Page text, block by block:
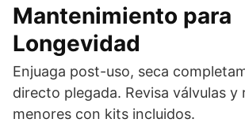
Mantenimiento para
Longevidad
Enjuaga post-uso, seca
directo plegada. Revisa válvulas y
menores con kits incluidos.